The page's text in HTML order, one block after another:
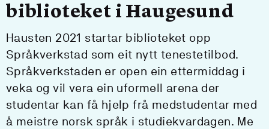
biblioteket i Haugesund
Hausten 2021 startar biblioteket opp
Språkverkstad som eit nytt tenestetilbod.
Språkverkstaden er open ein ettermiddag i
veka og vil vera ein uformell arena der
studentar kan få hjelp frå medstudentar med
å meistre norsk språk i studiekvardagen. Me